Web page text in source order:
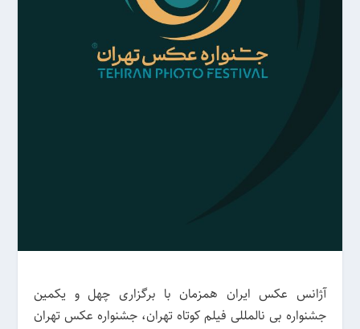
آژانس عکس ایران همزمان با برگزاری چهل و یکمین
جشنواره بی نالمللی فیلم کوتاه تهران، جشنواره عکس تهران